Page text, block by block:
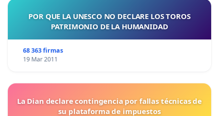
POR QUE LA UNESCO NO DECLARE LOS TOROS
PATRIMONIO DE LA HUMANIDAD
68 363 firmas
19 Mar 2011
La Dian declare contingencia por fallas técnicas de
su plataforma de impuestos